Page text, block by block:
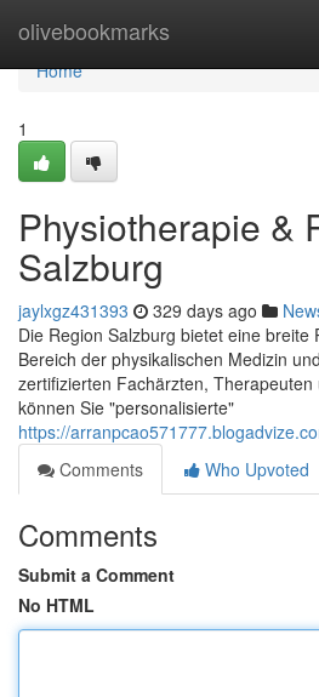
olivebookmarks
Home
Home
1
Physiotherapie &
Salzburg
jaylxgz431393 329 days ago
Die Region Salzburg bietet eine breite
Bereich der physikalischen Medizin
zertifizierten Fachärzten,
können Sie "personalisierte"
https://
Comments
Who Upvoted
Comments
Submit a Comment
No HTML